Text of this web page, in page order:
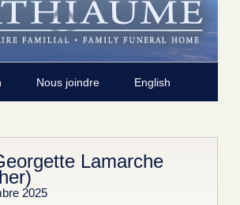
Nous joindre English
Lamarche
2025